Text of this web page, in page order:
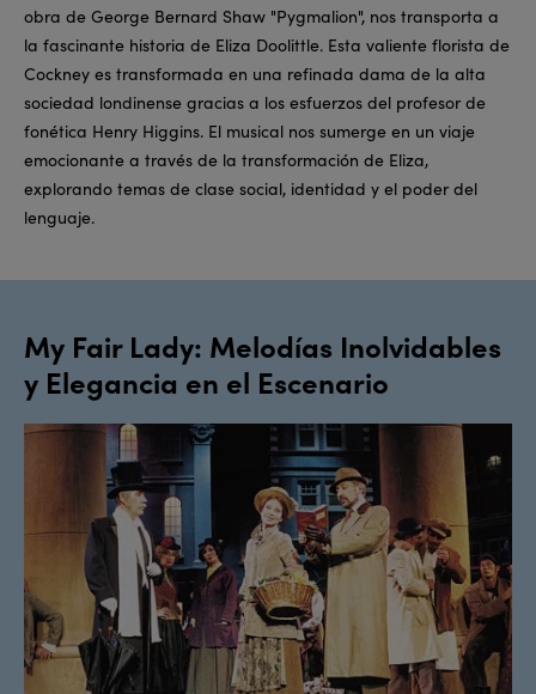
obra de George Bernard Shaw "Pygmalion", nos transporta a
la fascinante historia de Eliza Doolittle. Esta valiente florista de
Cockney es transformada en una refinada dama de la alta
sociedad londinense gracias a los esfuerzos del profesor de
fonética Henry Higgins. El musical nos sumerge en un viaje
emocionante a través de la transformación de Eliza,
explorando temas de clase social, identidad y el poder del
lenguaje.
My Fair Lady: Melodías Inolvidables
y Elegancia en el Escenario